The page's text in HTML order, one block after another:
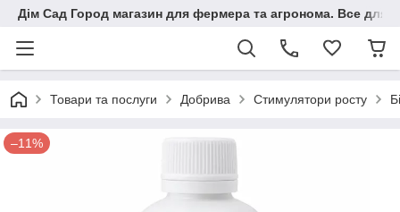
Дім Сад Город магазин для фермера та агронома. Все для
Товари та послуги Добрива Стимулятори росту
–11%